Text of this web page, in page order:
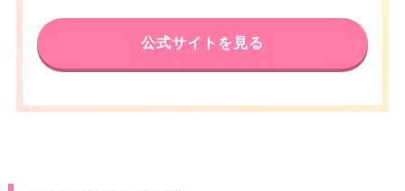
公式サイトを見る